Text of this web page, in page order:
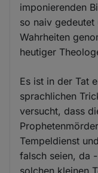
imponierenden
so naiv
Wahrheiten
heutiger
Es ist in der Tat
sprachlichen
versucht, dass
Tempeldienst
falsch seien, da
solchen kleinen